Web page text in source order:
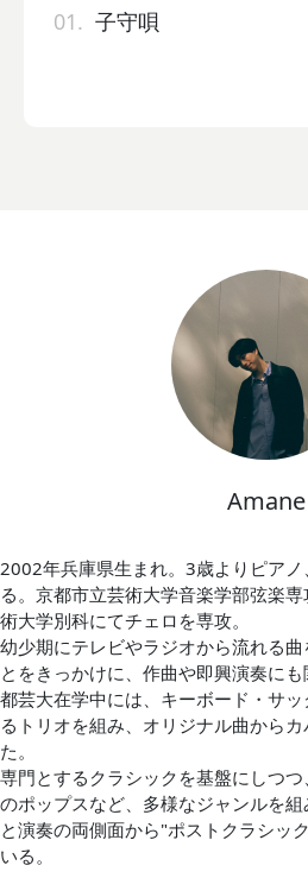
01. 子守唄
Amane
2002年兵庫県生まれ。3歳よりピア
る。京都市立芸術大学音楽学部弦楽
術大学別科にてチェロを専攻。
幼少期にテレビやラジオから流れる
とをきっかけに、作曲や即興演奏に
都芸大在学中には、キーボード・サ
るトリオを組み、オリジナル曲から
た。
専門とするクラシックを基盤にしつ
のポップスなど、多様なジャンルを
と演奏の両側面から"ポストクラシッ
いる。